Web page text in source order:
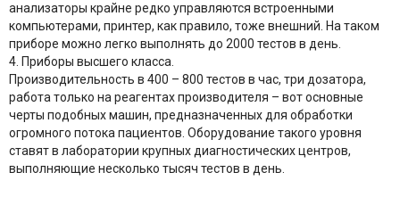
анализаторы крайне редко управляются встроенными
компьютерами, принтер, как правило, тоже внешний. На таком
приборе можно легко выполнять до 2000 тестов в день.
4. Приборы высшего класса.
Производительность в 400 – 800 тестов в час, три дозатора,
работа только на реагентах производителя – вот основные
черты подобных машин, предназначенных для обработки
огромного потока пациентов. Оборудование такого уровня
ставят в лаборатории крупных диагностических центров,
выполняющие несколько тысяч тестов в день.